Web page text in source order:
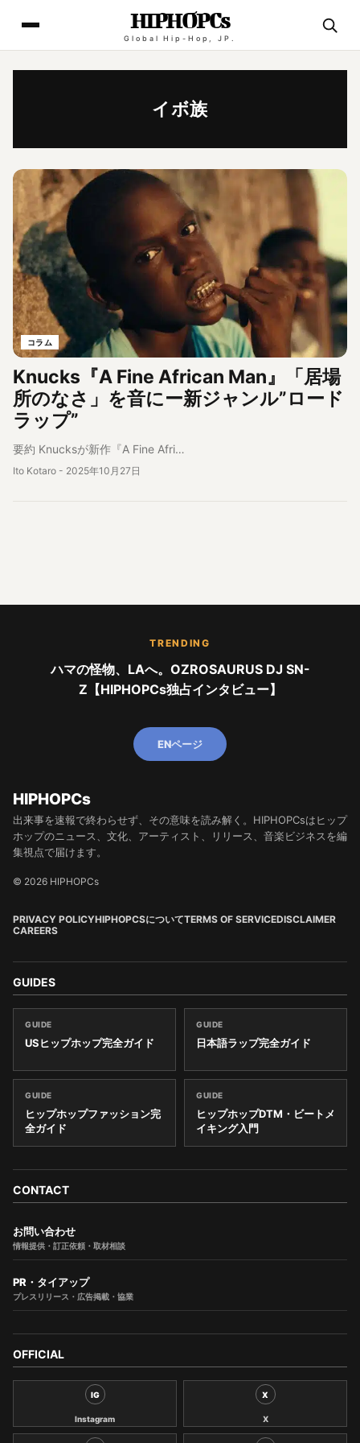
HIPHOPCs
Global Hip-Hop, JP.
イボ族
コラム
Knucks『A Fine African Man』「居場
所のなさ」を音にー新ジャンル”ロード
ラップ”
要約 Knucksが新作『A Fine Afri…
Ito Kotaro - 2025年10月27日
TRENDING
ハマの怪物、LAへ。OZROSAURUS DJ SN-
Z【HIPHOPCs独占インタビュー】
ENページ
HIPHOPCs
出来事を速報で終わらせず、その意味を読み解く。HIPHOPCsはヒップ
ホップのニュース、文化、アーティスト、リリース、音楽ビジネスを編
集視点で届けます。
© 2026 HIPHOPCs
PRIVACY POLICYHIPHOPCSについてTERMS OF SERVICEDISCLAIMER
CAREERS
GUIDES
GUIDE
USヒップホップ完全ガイド
GUIDE
日本語ラップ完全ガイド
GUIDE
ヒップホップファッション完
全ガイド
GUIDE
ヒップホップDTM・ビートメ
イキング入門
CONTACT
お問い合わせ
情報提供・訂正依頼・取材相談
PR・タイアップ
プレスリリース・広告掲載・協業
OFFICIAL
IG
Instagram
X
X